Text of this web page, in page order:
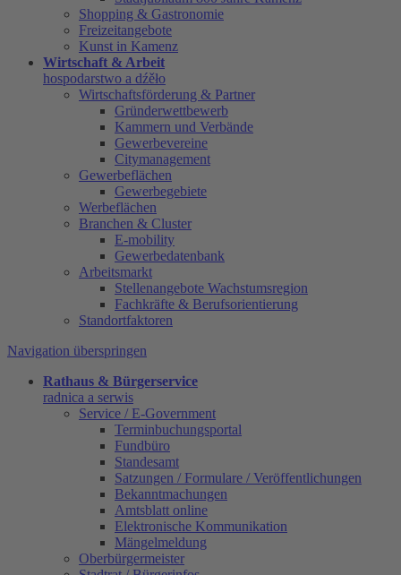
Shopping & Gastronomie
Freizeitangebote
Kunst in Kamenz
Wirtschaft & Arbeit
hospodarstwo a dźěło
Wirtschaftsförderung & Partner
Gründerwettbewerb
Kammern und Verbände
Gewerbevereine
Citymanagement
Gewerbeflächen
Gewerbegebiete
Werbeflächen
Branchen & Cluster
E-mobility
Gewerbedatenbank
Arbeitsmarkt
Stellenangebote Wachstumsregion
Fachkräfte & Berufsorientierung
Standortfaktoren
Navigation überspringen
Rathaus & Bürgerservice
radnica a serwis
Service / E-Government
Terminbuchungsportal
Fundbüro
Standesamt
Satzungen / Formulare / Veröffentlichungen
Bekanntmachungen
Amtsblatt online
Elektronische Kommunikation
Mängelmeldung
Oberbürgermeister